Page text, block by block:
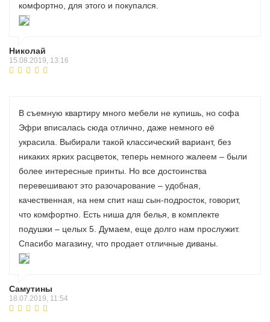
комфортно, для этого и покупался.
Николай
15.08.2019, 13:16
В съемную квартиру много мебели не купишь, но софа
Эфри вписалась сюда отлично, даже немного её
украсила. Выбирали такой классический вариант, без
никаких ярких расцветок, теперь немного жалеем – были
более интересные принты. Но все достоинства
перевешивают это разочарование – удобная,
качественная, на нем спит наш сын-подросток, говорит,
что комфортно. Есть ниша для белья, в комплекте
подушки – целых 5. Думаем, еще долго нам прослужит.
Спасибо магазину, что продает отличные диваны.
Самутины
18.07.2019, 11:54